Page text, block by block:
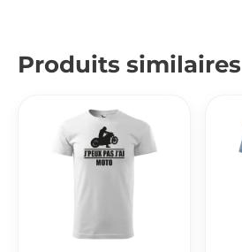
Produits similaires